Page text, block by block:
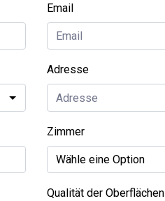
Email
Adresse
Zimmer
Qualität der Oberflächen